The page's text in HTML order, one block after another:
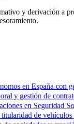
y derivación a
en España con
y gestión de
en Seguridad
titularidad de